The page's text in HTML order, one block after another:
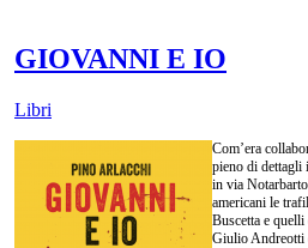
GIOVANNI E IO
Libri
Com’era
pieno di dettagli
in via
americani le
Buscetta e
Giulio Andreotti